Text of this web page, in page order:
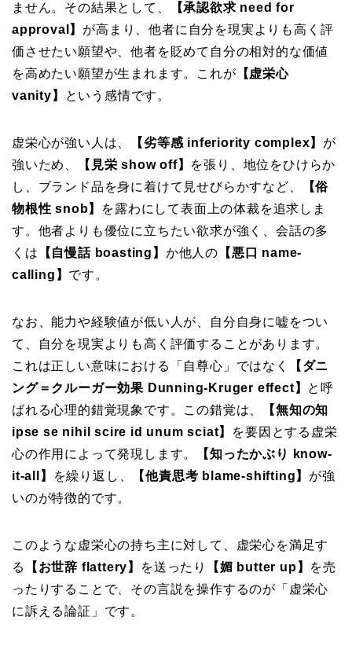
ません。その結果として、
【承認欲求 need for
approval】 が高まり、他者に自分を現実よりも高く評
価させたい願望や、他者を貶めて自分の相対的な価値
を高めたい願望が生まれます。これが 【虚栄心
vanity】
という感情です。
虚栄心が強い人は、 【劣等感 inferiority complex】 が
強いため、
【見栄 show off】 を張り、地位をひけらか
し、ブランド品を身に着けて見せびらかすなど、
【俗
物根性 snob】
を露わにして表面上の体裁を追求しま
す。他者よりも優位に立ちたい欲求が強く、会話の多
くは 【自慢話 boasting】 か他人の 【悪口 name-
calling】 です。
なお、能力や経験値が低い人が、自分自身に嘘をつい
て、自分を現実よりも高く評価することがあります。
これは正しい意味における「自尊心」ではなく
【ダニ
ング＝クルーガー効果 Dunning-Kruger effect】 と呼
ばれる心理的錯覚現象です。この錯覚は、
【無知の知
ipse se nihil scire id unum sciat】
を要因とする虚栄
心の作用によって発現します。
【知ったかぶり know-
it-all】
を繰り返し、 【他責思考 blame-shifting】 が強
いのが特徴的です。
このような虚栄心の持ち主に対して、虚栄心を満足す
る
【お世辞 flattery】 を送ったり 【媚 butter up】 を売
ったりすることで、その言説を操作するのが「虚栄心
に訴える論証」です。